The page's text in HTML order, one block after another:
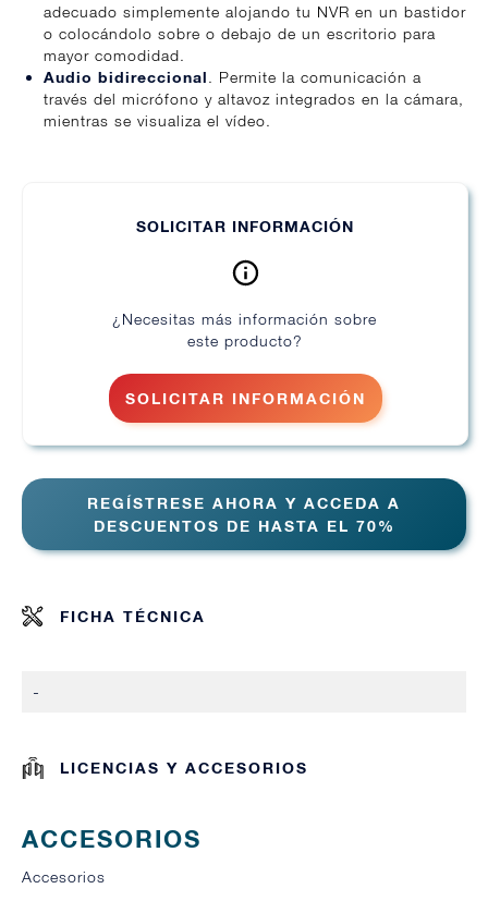
adecuado simplemente alojando tu NVR en un bastidor
o colocándolo sobre o debajo de un escritorio para
mayor comodidad.
Audio bidireccional. Permite la comunicación a
través del micrófono y altavoz integrados en la cámara,
mientras se visualiza el vídeo.
SOLICITAR INFORMACIÓN
¿Necesitas más información sobre
este producto?
SOLICITAR INFORMACIÓN
REGÍSTRESE AHORA Y ACCEDA A
DESCUENTOS DE HASTA EL 70%
FICHA TÉCNICA
-
LICENCIAS Y ACCESORIOS
ACCESORIOS
Accesorios